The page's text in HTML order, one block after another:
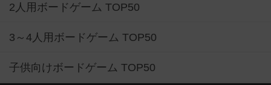
2人用ボードゲーム TOP50
3～4人用ボードゲーム TOP50
子供向けボードゲーム TOP50